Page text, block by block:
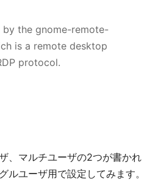
by the gnome-remote-
is a remote desktop
protocol.
、マルチユーザの2つが書かれ
ルユーザ用で設定してみます。